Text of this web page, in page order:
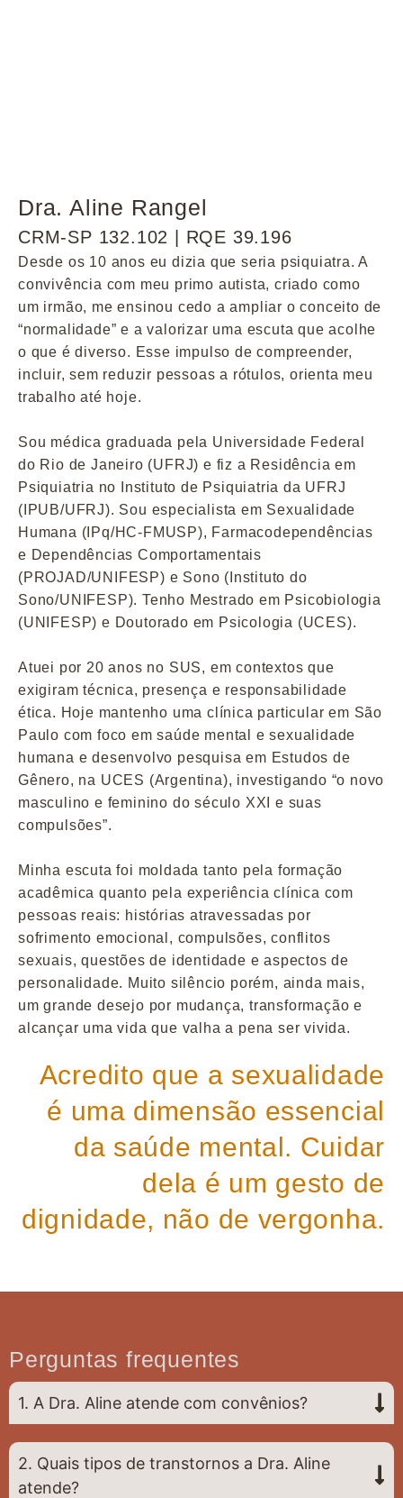
Dra. Aline Rangel
CRM-SP 132.102 | RQE 39.196
Desde os 10 anos eu dizia que seria psiquiatra. A
convivência com meu primo autista, criado como
um irmão, me ensinou cedo a ampliar o conceito de
“normalidade” e a valorizar uma escuta que acolhe
o que é diverso. Esse impulso de compreender,
incluir, sem reduzir pessoas a rótulos, orienta meu
trabalho até hoje.
Sou médica graduada pela Universidade Federal
do Rio de Janeiro (UFRJ) e fiz a Residência em
Psiquiatria no Instituto de Psiquiatria da UFRJ
(IPUB/UFRJ). Sou especialista em Sexualidade
Humana (IPq/HC-FMUSP), Farmacodependências
e Dependências Comportamentais
(PROJAD/UNIFESP) e Sono (Instituto do
Sono/UNIFESP). Tenho Mestrado em Psicobiologia
(UNIFESP) e Doutorado em Psicologia (UCES).
Atuei por 20 anos no SUS, em contextos que
exigiram técnica, presença e responsabilidade
ética. Hoje mantenho uma clínica particular em São
Paulo com foco em saúde mental e sexualidade
humana e desenvolvo pesquisa em Estudos de
Gênero, na UCES (Argentina), investigando “o novo
masculino e feminino do século XXI e suas
compulsões”.
Minha escuta foi moldada tanto pela formação
acadêmica quanto pela experiência clínica com
pessoas reais: histórias atravessadas por
sofrimento emocional, compulsões, conflitos
sexuais, questões de identidade e aspectos de
personalidade. Muito silêncio porém, ainda mais,
um grande desejo por mudança, transformação e
alcançar uma vida que valha a pena ser vivida.
Acredito que a sexualidade
é uma dimensão essencial
da saúde mental. Cuidar
dela é um gesto de
dignidade, não de vergonha.
Perguntas frequentes
1. A Dra. Aline atende com convênios?
2. Quais tipos de transtornos a Dra. Aline
atende?